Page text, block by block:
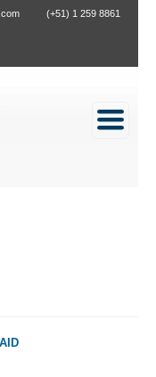
(+51) 1 259 8861